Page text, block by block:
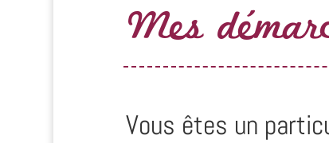
Mes
Vous êtes un